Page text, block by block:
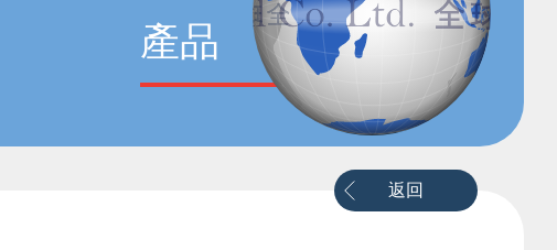
產品
返回